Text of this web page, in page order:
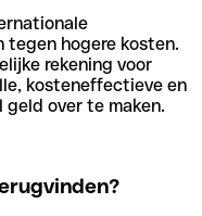
tegen hogere kosten.
rekening voor
kosteneffectieve en
over te maken.